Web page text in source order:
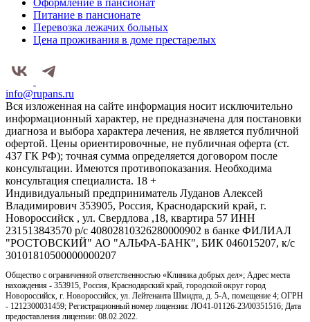
Питание в пансионате
Перевозка лежачих больных
Цена проживания в доме престарелых
info@rupans.ru
Вся изложенная на сайте информация носит исключительно
информационный характер, не предназначена для постановки
диагноза и выбора характера лечения, не является публичной
офертой. Цены ориентировочные, не публичная оферта (ст.
437 ГК РФ); точная сумма определяется договором после
консультации. Имеются противопоказания. Необходима
консультация специалиста. 18 +
Индивидуальный предприниматель Луданов Алексей
Владимирович 353905, Россия, Краснодарский край, г.
Новороссийск , ул. Свердлова ,18, квартира 57 ИНН
231513843570 р/с 40802810326280000902 в банке ФИЛИАЛ
"РОСТОВСКИЙ" АО "АЛЬФА-БАНК", БИК 046015207, к/с
30101810500000000207
Общество с ограниченной ответственностью «Клиника добрых дел»; Адрес места
нахождения - 353915, Россия, Краснодарский край, городской округ город
Новороссийск, г. Новороссийск, ул. Лейтенанта Шмидта, д. 5-А, помещение 4; ОГРН
- 1212300031459; Регистрационный номер лицензии: ЛО41-01126-23/00351516; Дата
предоставления лицензии: 08.02.2022.